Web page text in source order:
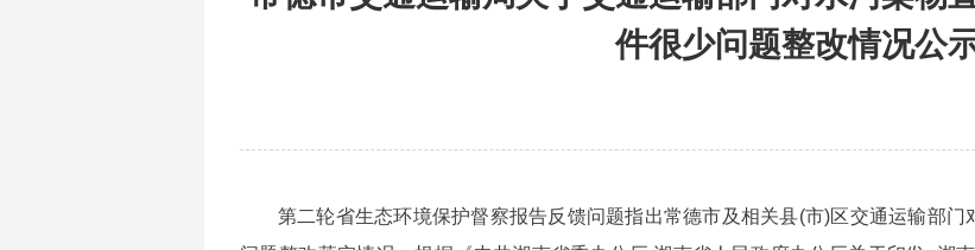
件很少问题整改情况公
第二轮省生态环境保护督察报告反馈问题指出常德市及相关县(市)区交通运输部